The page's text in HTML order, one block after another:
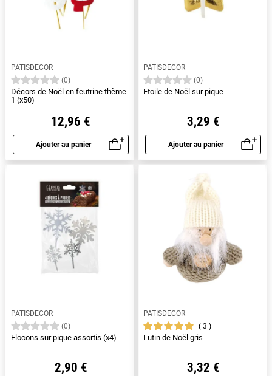
PATISDECOR
(0)
Décors de Noël en feutrine thème
1 (x50)
12,96 €
Ajouter au panier
Aperçu rapide
PATISDECOR
(0)
Etoile de Noël sur pique
3,29 €
Ajouter au panier
Aperçu rapide
PATISDECOR
(0)
Flocons sur pique assortis (x4)
2,90 €
PATISDECOR
3
Lutin de Noël gris
3,32 €